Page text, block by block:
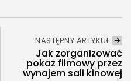
NASTĘPNY ARTYKUŁ
Jak zorganizować
pokaz filmowy przez
wynajem sali kinowej